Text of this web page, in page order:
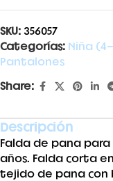
SKU: 356057
Categorías: Niña
Pantalones
Share:
Descripción
Falda de pana
años. Falda corta
tejido de pana con